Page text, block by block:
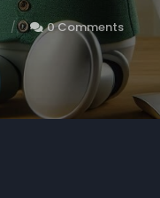
0 Comments